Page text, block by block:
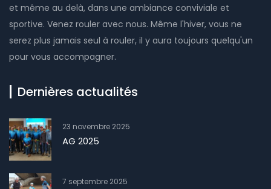
et même au delà, dans une ambiance conviviale et
sportive. Venez rouler avec nous. Même l'hiver, vous ne
serez plus jamais seul à rouler, il y aura toujours quelqu'un
pour vous accompagner.
Dernières actualités
23 novembre 2025
AG 2025
7 septembre 2025